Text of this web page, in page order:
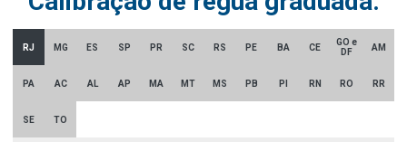
RJ MG ES SP PR SC RS PE BA CE
GO e
DF
AM
PA AC AL AP MA MT MS PB PI RN RO RR
SE TO